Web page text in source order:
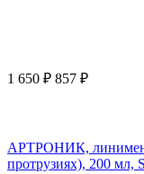
1 650 ₽ 857 ₽
АРТРОНИК,
протрузиях), 200 мл,